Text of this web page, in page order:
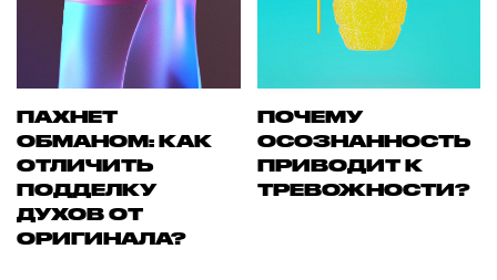
ПАХНЕТ
ОБМАНОМ: КАК
ОТЛИЧИТЬ
ПОДДЕЛКУ
ДУХОВ ОТ
ОРИГИНАЛА?
ПОЧЕМУ
ОСОЗНАННОСТЬ
ПРИВОДИТ К
ТРЕВОЖНОСТИ?